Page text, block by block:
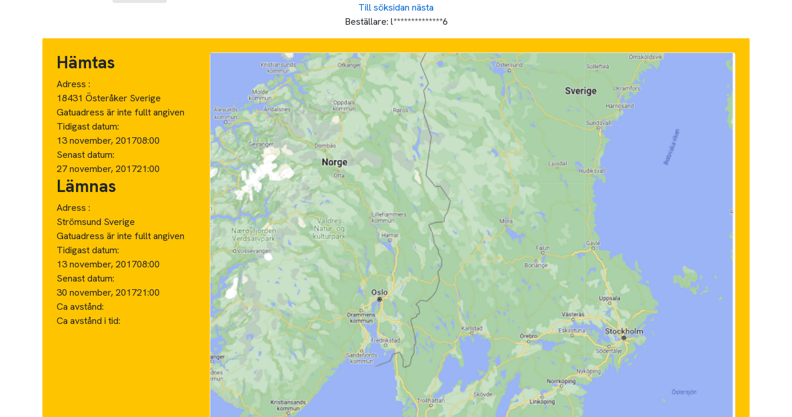
Till söksidan nästa
Beställare: l**************6
Hämtas
Adress :
18431 Österåker Sverige
Gatuadress är inte fullt angiven
Tidigast datum:
13 november, 201708:00
Senast datum:
27 november, 201721:00
Lämnas
Adress :
Strömsund Sverige
Gatuadress är inte fullt angiven
Tidigast datum:
13 november, 201708:00
Senast datum:
30 november, 201721:00
Ca avstånd:
Ca avstånd i tid: